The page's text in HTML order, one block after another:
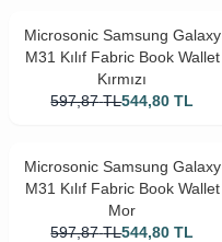
Microsonic Samsung Galaxy
M31 Kılıf Fabric Book Wallet
Kırmızı
597,87 TL544,80 TL
Microsonic Samsung Galaxy
M31 Kılıf Fabric Book Wallet
Mor
597,87 TL544,80 TL